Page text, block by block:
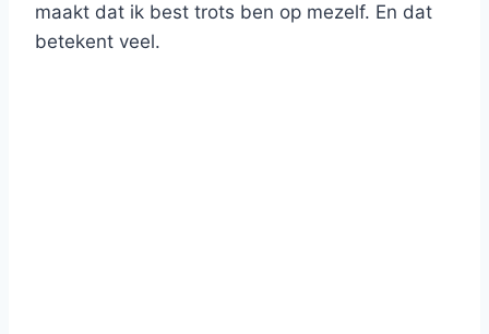
maakt dat ik best trots ben op mezelf. En dat
betekent veel.